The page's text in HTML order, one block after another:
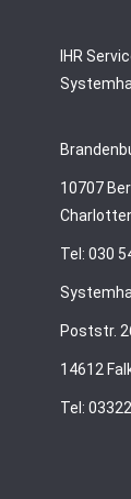
IHR
10707
Tel: 030
Poststr.
14612
Tel: